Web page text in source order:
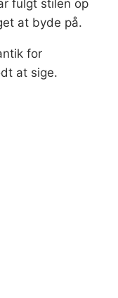
fulgt stilen op
at byde på.
for
at sige.